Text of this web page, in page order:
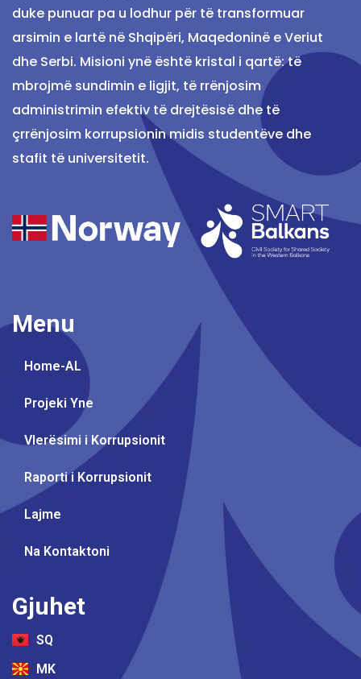
duke punuar pa u lodhur për të transformuar
arsimin e lartë në Shqipëri, Maqedoninë e Veriut
dhe Serbi. Misioni ynë është kristal i qartë: të
mbrojmë sundimin e ligjit, të rrënjosim
administrimin efektiv të drejtësisë dhe të
çrrënjosim korrupsionin midis studentëve dhe
stafit të universitetit.
Menu
Home-AL
Projeki Yne
Vlerësimi i Korrupsionit
Raporti i Korrupsionit
Lajme
Na Kontaktoni
Gjuhet
SQ
MK